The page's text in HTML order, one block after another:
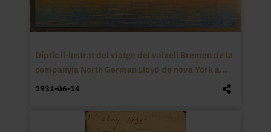
Díptic il·lustrat del viatge del vaixell Bremen de la
companyia North German Lloyd de nova York a...
1931-06-14